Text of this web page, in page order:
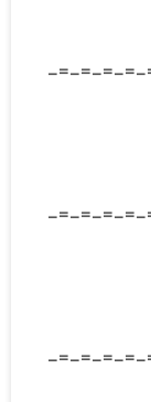
-=-=-=-
-=-=-=-
-=-=-=-